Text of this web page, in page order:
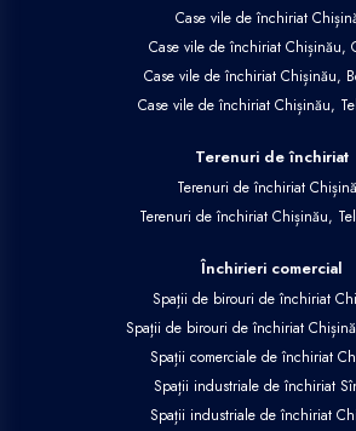
Case vile de închiriat
Case vile de închiriat Chișinău,
Case vile de închiriat Chișinău,
Case vile de închiriat Chișinău,
Terenuri de închiriat
Terenuri de închiriat
Terenuri de închiriat Chișinău,
Închirieri comercial
Spații de birouri de închiriat
Spații de birouri de închiriat
Spații comerciale de închiriat
Spații industriale de închiriat
Spații industriale de închiriat